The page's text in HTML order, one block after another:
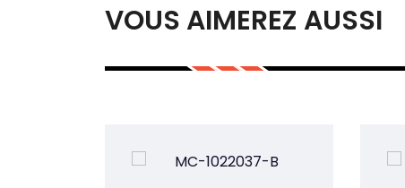
VOUS AIMEREZ AUSSI